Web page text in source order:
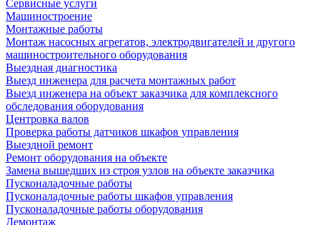
Сервисные услуги
Машиностроение
Монтажные работы
Монтаж насосных агрегатов, электродвигателей и другого
машиностроительного оборудования
Выездная диагностика
Выезд инженера для расчета монтажных работ
Выезд инженера на объект заказчика для комплексного
обследования оборудования
Центровка валов
Проверка работы датчиков шкафов управления
Выездной ремонт
Ремонт оборудования на объекте
Замена вышедших из строя узлов на объекте заказчика
Пусконаладочные работы
Пусконаладочные работы шкафов управления
Пусконаладочные работы оборудования
Демонтаж